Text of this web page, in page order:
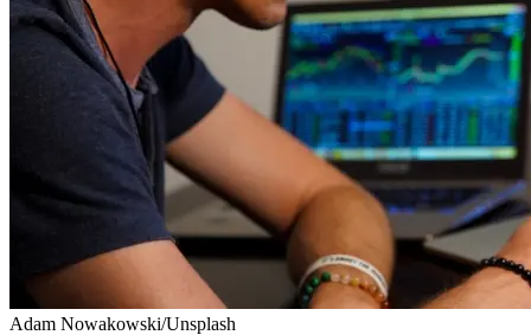
Adam Nowakowski/Unsplash